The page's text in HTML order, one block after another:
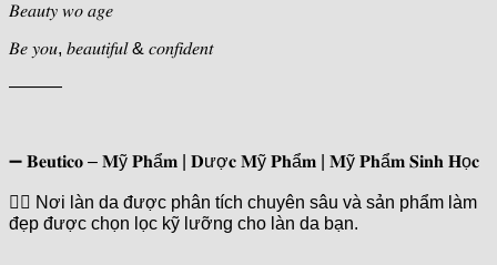
𝐵𝑒𝑎𝑢𝑡𝑦 𝑤𝑜 𝑎𝑔𝑒
𝐵𝑒 𝑦𝑜𝑢, 𝑏𝑒𝑎𝑢𝑡𝑖𝑓𝑢𝑙 & 𝑐𝑜𝑛𝑓𝑖𝑑𝑒𝑛𝑡
———
➖ 𝐁𝐞𝐮𝐭𝐢𝐜𝐨 – 𝐌ỹ 𝐏𝐡ẩ𝐦 | 𝐃ượ𝐜 𝐌ỹ 𝐏𝐡ẩ𝐦 | 𝐌ỹ 𝐏𝐡ẩ𝐦 𝐒𝐢𝐧𝐡 𝐇ọ𝐜
👉🏿 Nơi làn da được phân tích chuyên sâu và sản phẩm làm
đẹp được chọn lọc kỹ lưỡng cho làn da bạn.